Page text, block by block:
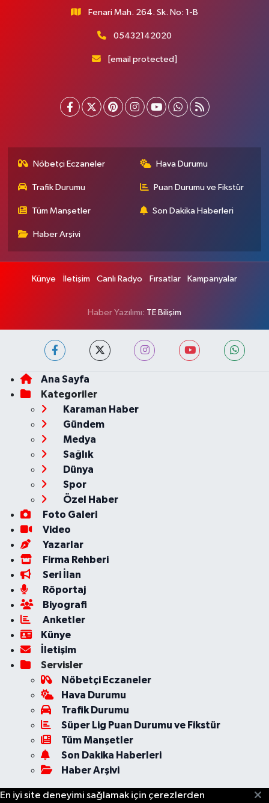
Fenari Mah. 264. Sk. No: 1-B
05432142020
[email protected]
Nöbetçi Eczaneler Hava Durumu
Trafik Durumu Puan Durumu ve Fikstür
Tüm Manşetler Son Dakika Haberleri
Haber Arşivi
Künye İletişim Canlı Radyo Fırsatlar Kampanyalar
Haber Yazılımı: TE Bilişim
Ana Sayfa
Kategoriler
Karaman Haber
Gündem
Medya
Sağlık
Dünya
Spor
Özel Haber
Foto Galeri
Video
Yazarlar
Firma Rehberi
Seri İlan
Röportaj
Biyografi
Anketler
Künye
İletişim
Servisler
Nöbetçi Eczaneler
Hava Durumu
Trafik Durumu
Süper Lig Puan Durumu ve Fikstür
Tüm Manşetler
Son Dakika Haberleri
Haber Arşivi
En iyi site deneyimi sağlamak için çerezlerden